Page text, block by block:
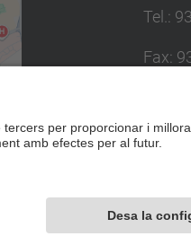
Tel.:
Fax:
Desenvolupat